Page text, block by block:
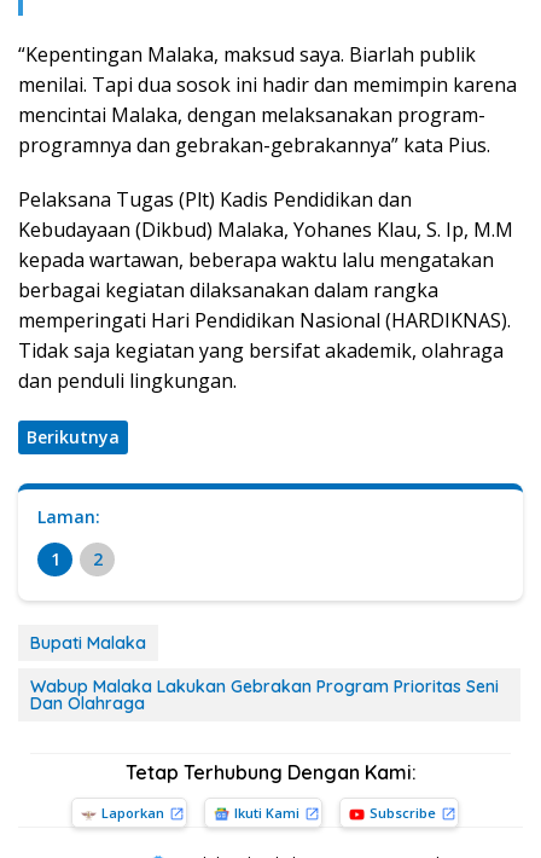
“Kepentingan Malaka, maksud saya. Biarlah publik
menilai. Tapi dua sosok ini hadir dan memimpin karena
mencintai Malaka, dengan melaksanakan program-
programnya dan gebrakan-gebrakannya” kata Pius.
Pelaksana Tugas (Plt) Kadis Pendidikan dan
Kebudayaan (Dikbud) Malaka, Yohanes Klau, S. Ip, M.M
kepada wartawan, beberapa waktu lalu mengatakan
berbagai kegiatan dilaksanakan dalam rangka
memperingati Hari Pendidikan Nasional (HARDIKNAS).
Tidak saja kegiatan yang bersifat akademik, olahraga
dan penduli lingkungan.
Berikutnya
Laman:
1
2
Bupati Malaka
Wabup Malaka Lakukan Gebrakan Program Prioritas Seni
Dan Olahraga
Tetap Terhubung Dengan Kami:
Laporkan Ikuti Kami Subscribe